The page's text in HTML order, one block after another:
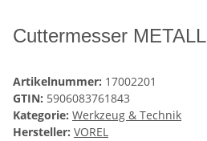
Cuttermesser
Artikelnummer: 17002201
GTIN: 5906083761843
Kategorie: Werkzeug & Technik
Hersteller: VOREL